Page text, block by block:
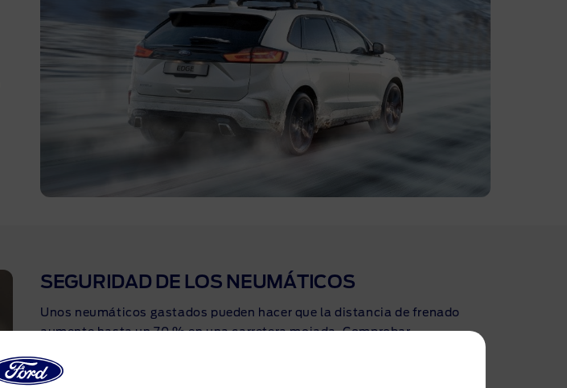
SEGURIDAD DE LOS NEUMÁTICOS
Unos neumáticos gastados pueden hacer que la distancia de frenado
aumente hasta un 70 % en una carretera mojada. Comprobar
aire y los niveles de desgaste son los adecuados garantizará que el